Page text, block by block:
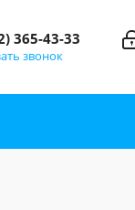
365-43-33
звонок